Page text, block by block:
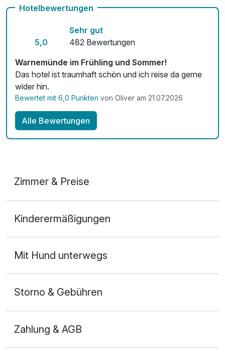
Hotelbewertungen
5,0
Sehr gut
482 Bewertungen
Warnemünde im Frühling und Sommer!
Das hotel ist traumhaft schön und ich reise da gerne
wider hin.
Bewertet mit 6,0 Punkten von Oliver am 21.07.2026
Alle Bewertungen
Zimmer & Preise
2 Erwachsene und 1 Kind
Kinderermäßigungen
Mit Hund unterwegs
Storno & Gebühren
Zahlung & AGB